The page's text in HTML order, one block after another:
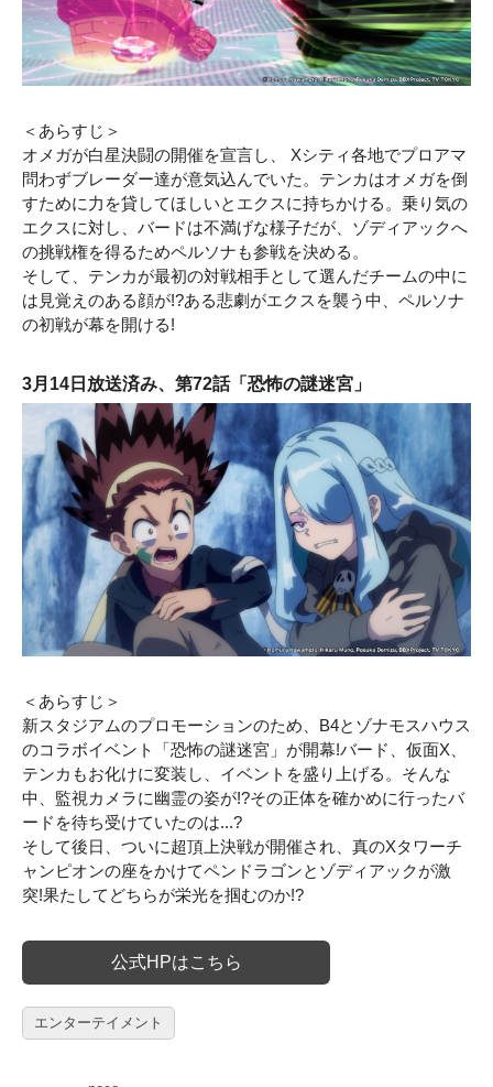
＜あらすじ＞
オメガが白星決闘の開催を宣言し、 Xシティ各地でプロアマ
問わずブレーダー達が意気込んでいた。テンカはオメガを倒
すために力を貸してほしいとエクスに持ちかける。乗り気の
エクスに対し、バードは不満げな様子だが、ゾディアックへ
の挑戦権を得るためペルソナも参戦を決める。
そして、テンカが最初の対戦相手として選んだチームの中に
は見覚えのある顔が!?ある悲劇がエクスを襲う中、ペルソナ
の初戦が幕を開ける!
3月14日放送済み、第72話「恐怖の謎迷宮」
＜あらすじ＞
新スタジアムのプロモーションのため、B4とゾナモスハウス
のコラボイベント「恐怖の謎迷宮」が開幕!バード、仮面X、
テンカもお化けに変装し、イベントを盛り上げる。そんな
中、監視カメラに幽霊の姿が!?その正体を確かめに行ったバ
ードを待ち受けていたのは...?
そして後日、ついに超頂上決戦が開催され、真のXタワーチ
ャンピオンの座をかけてペンドラゴンとゾディアックが激
突!果たしてどちらが栄光を掴むのか!?
公式HPはこちら
エンターテイメント